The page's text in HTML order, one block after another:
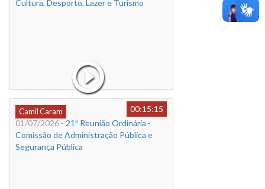
Cultura, Desporto, Lazer e Turismo
Camil Caram
00:15:15
01/07/2026 - 21ª Reunião Ordinária -
Comissão de Administração Pública e
Segurança Pública